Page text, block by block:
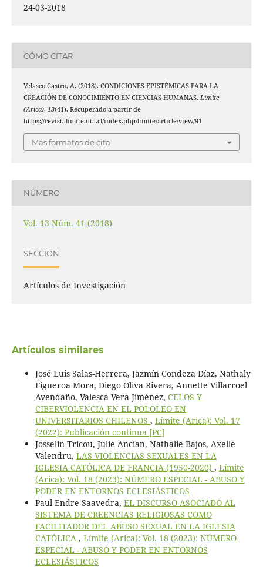
24-03-2018
CÓMO CITAR
Velasco Castro, A. (2018). CONDICIONES EPISTÉMICAS PARA LA
CREACIÓN DE CONOCIMIENTO EN CIENCIAS HUMANAS. Límite
(Arica), 13(41). Recuperado a partir de
https://revistalimite.uta.cl/index.php/limite/article/view/91
Más formatos de cita
NÚMERO
Vol. 13 Núm. 41 (2018)
SECCIÓN
Artículos de Investigación
Artículos similares
José Luis Salas-Herrera, Jazmín Condeza Díaz, Nathaly
Figueroa Mora, Diego Oliva Rivera, Annette Villarroel
Avendaño, Valesca Vera Jiménez, CELOS Y
CIBERVIOLENCIA EN EL POLOLEO EN
UNIVERSITARIOS CHILENOS , Límite (Arica): Vol. 17
(2022): Publicación continua [PC]
Josselin Tricou, Julie Ancian, Nathalie Bajos, Axelle
Valendru, LAS VIOLENCIAS SEXUALES EN LA
IGLESIA CATÓLICA DE FRANCIA (1950-2020) , Límite
(Arica): Vol. 18 (2023): NÚMERO ESPECIAL - ABUSO Y
PODER EN ENTORNOS ECLESIÁSTICOS
Paul Endre Saavedra, EL DISCURSO ASOCIADO AL
SISTEMA DE CREENCIAS RELIGIOSAS COMO
FACILITADOR DEL ABUSO SEXUAL EN LA IGLESIA
CATÓLICA , Límite (Arica): Vol. 18 (2023): NÚMERO
ESPECIAL - ABUSO Y PODER EN ENTORNOS
ECLESIÁSTICOS